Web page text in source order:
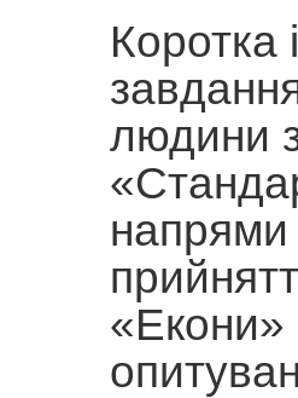
Коротка
людини
напрями
«Екони»